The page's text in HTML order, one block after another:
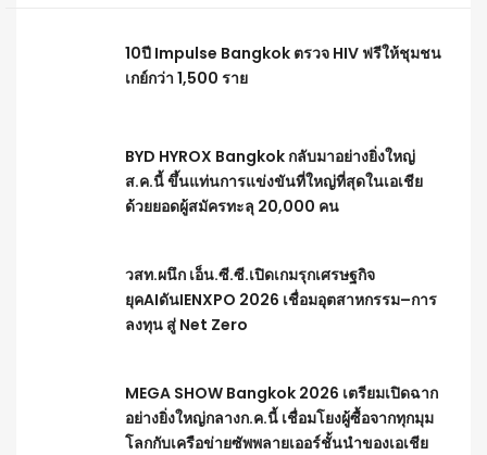
10ปี Impulse Bangkok ตรวจ HIV ฟรีให้ชุมชน
เกย์กว่า 1,500 ราย
BYD HYROX Bangkok กลับมาอย่างยิ่งใหญ่
ส.ค.นี้ ขึ้นแท่นการแข่งขันที่ใหญ่ที่สุดในเอเชีย
ด้วยยอดผู้สมัครทะลุ 20,000 คน
วสท.ผนึก เอ็น.ซี.ซี.เปิดเกมรุกเศรษฐกิจ
ยุคAIดันIENXPO 2026 เชื่อมอุตสาหกรรม–การ
ลงทุน สู่ Net Zero
MEGA SHOW Bangkok 2026 เตรียมเปิดฉาก
อย่างยิ่งใหญ่กลางก.ค.นี้ เชื่อมโยงผู้ซื้อจากทุกมุม
โลกกับเครือข่ายซัพพลายเออร์ชั้นนำของเอเชีย